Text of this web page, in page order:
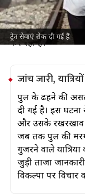
ट्रेन सेवाएं रोक दी गई हैं
मालगाड़ियां, दोनों
अब बंद हो गए हैं, जिससे
फिलहाल, टीमें पुल
कर रही हैं।
जांच जारी,
पुल के ढहने की
दी गई है। इस घटना
और उसके रखरखाव
जब तक पुल की
गुजरने वाले
जुड़ी ताजा
विकल्पों पर विचार